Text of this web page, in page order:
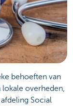
behoeften van
overheden,
Social